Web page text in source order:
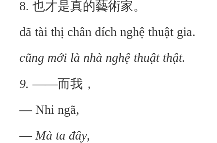
8. 也才是真的藝術家。
dã tài thị chân đích nghệ thuật gia.
cũng mới là nhà nghệ thuật thật.
9.——而我，
— Nhi ngã,
—Mà ta đây,